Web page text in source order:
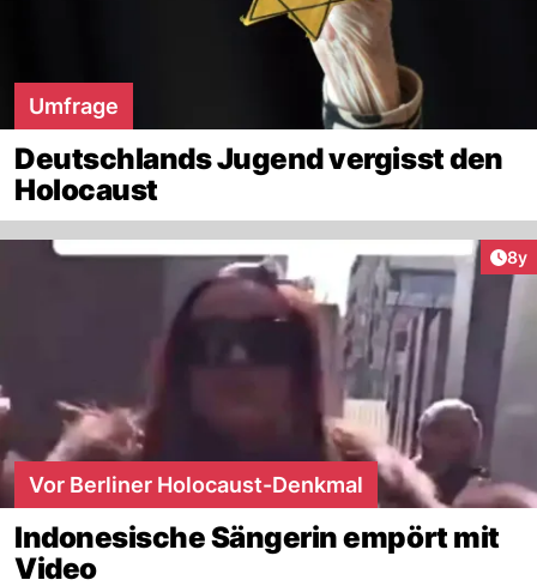
Umfrage
Deutschlands Jugend vergisst den
Holocaust
8y
Vor Berliner Holocaust-Denkmal
Indonesische Sängerin empört mit
Video